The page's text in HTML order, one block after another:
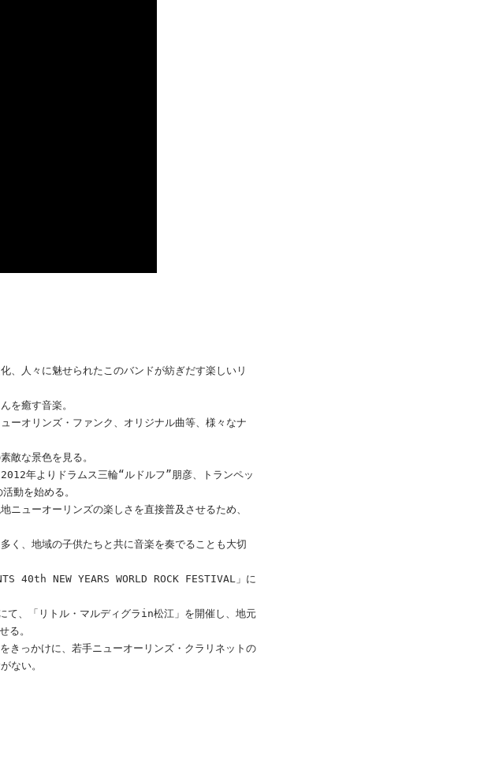
、人々に魅せられたこのバンドが紡ぎだす楽しいリ
を癒す音楽。
ーオリンズ・ファンク、オリジナル曲等、様々なナ
敵な景色を見る。
年よりドラムス三輪“ルドルフ”朋彦、トランペッ
動を始める。
ニューオーリンズの楽しさを直接普及させるため、
く、地域の子供たちと共に音楽を奏でることも大切
40th NEW YEARS WORLD ROCK FESTIVAL」に
て、「リトル・マルディグラin松江」を開催し、地元
る。
きっかけに、若手ニューオーリンズ・クラリネットの
ない。